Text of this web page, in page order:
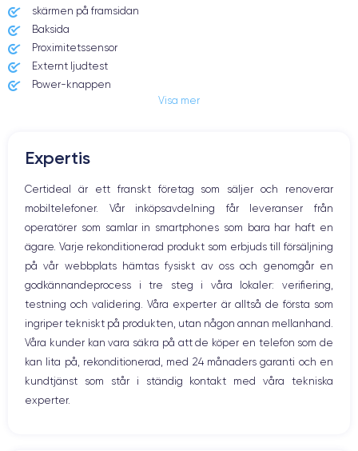
skärmen på framsidan
Baksida
Proximitetssensor
Externt ljudtest
Power-knappen
Högtalare
Hem-knappen
Bluetooth
WiFi
Nätverk
Vibration
Prise USB
Visa mer
Expertis
Certideal är ett franskt företag som säljer och renoverar
mobiltelefoner. Vår inköpsavdelning får leveranser från
operatörer som samlar in smartphones som bara har haft en
ägare. Varje rekonditionerad produkt som erbjuds till försäljning
på vår webbplats hämtas fysiskt av oss och genomgår en
godkännandeprocess i tre steg i våra lokaler: verifiering,
testning och validering. Våra experter är alltså de första som
ingriper tekniskt på produkten, utan någon annan mellanhand.
Våra kunder kan vara säkra på att de köper en telefon som de
kan lita på, rekonditionerad, med 24 månaders garanti och en
kundtjänst som står i ständig kontakt med våra tekniska
experter.